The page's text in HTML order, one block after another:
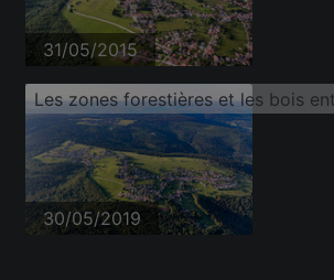
31/05/2015
30/05/2019